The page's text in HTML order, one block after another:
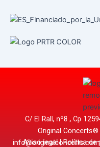
C/ El Rall, nº8 , Cp
Original
info@originalconcerts.com
Aviso legal| Política de